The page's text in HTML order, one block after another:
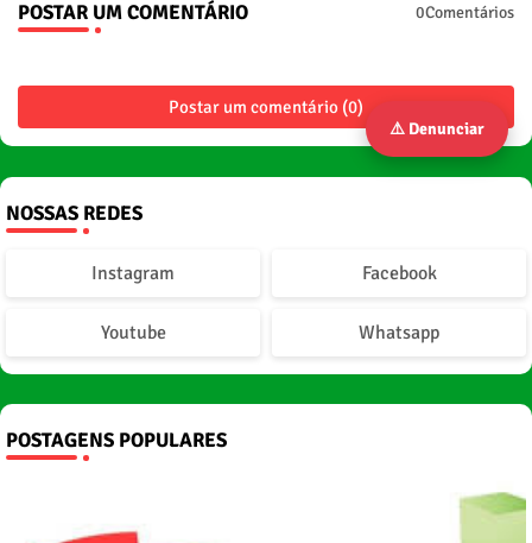
POSTAR UM COMENTÁRIO 0Comentários
Postar um comentário (0)
NOSSAS REDES
Instagram Facebook
Youtube Whatsapp
POSTAGENS POPULARES
⚠️ Denunciar